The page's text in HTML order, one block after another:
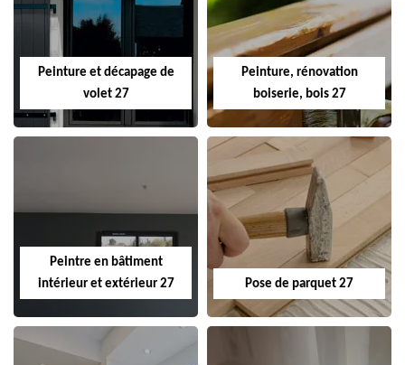
Peinture et décapage de
volet 27
Peinture, rénovation
boiserie, bois 27
Peintre en bâtiment
intérieur et extérieur 27
Pose de parquet 27